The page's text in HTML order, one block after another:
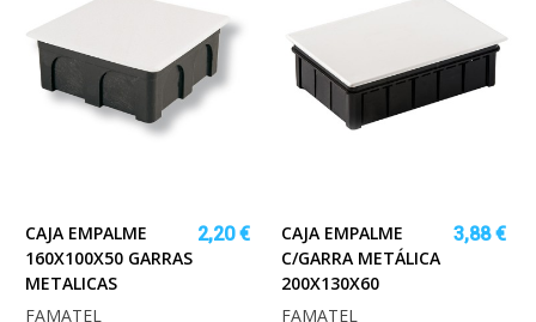
CAJA EMPALME
160X100X50 GARRAS
METALICAS
2,20 €
FAMATEL
CAJA EMPALME
C/GARRA METÁLICA
200X130X60
3,88 €
FAMATEL